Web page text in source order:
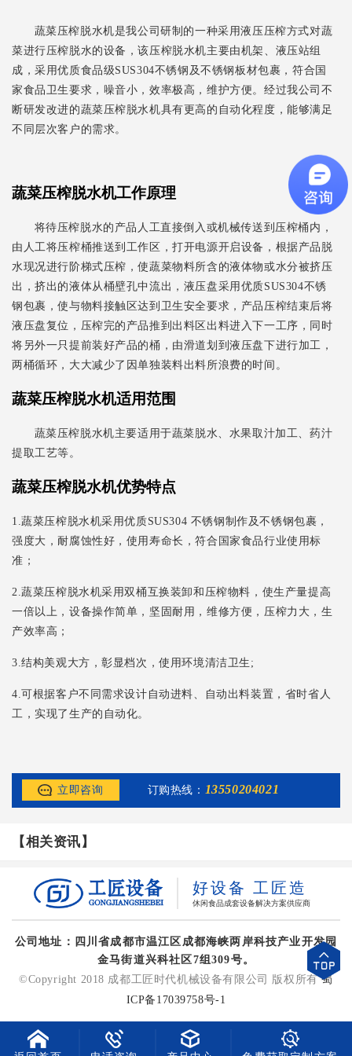
蔬菜压榨脱水机是我公司研制的一种采用液压压榨方式对蔬
菜进行压榨脱水的设备，该压榨脱水机主要由机架、液压站组
成，采用优质食品级SUS304不锈钢及不锈钢板材包裹，符合国
家食品卫生要求，噪音小，效率极高，维护方便。经过我公司不
断研发改进的蔬菜压榨脱水机具有更高的自动化程度，能够满足
不同层次客户的需求。
蔬菜压榨脱水机工作原理
将待压榨脱水的产品人工直接倒入或机械传送到压榨桶内，
由人工将压榨桶推送到工作区，打开电源开启设备，根据产品脱
水现况进行阶梯式压榨，使蔬菜物料所含的液体物或水分被挤压
出，挤出的液体从桶壁孔中流出，液压盘采用优质SUS304不锈
钢包裹，使与物料接触区达到卫生安全要求，产品压榨结束后将
液压盘复位，压榨完的产品推到出料区出料进入下一工序，同时
将另外一只提前装好产品的桶，由滑道划到液压盘下进行加工，
两桶循环，大大减少了因单独装料出料所浪费的时间。
蔬菜压榨脱水机适用范围
蔬菜压榨脱水机主要适用于蔬菜脱水、水果取汁加工、药汁
提取工艺等。
蔬菜压榨脱水机优势特点
1.蔬菜压榨脱水机采用优质SUS304 不锈钢制作及不锈钢包裹，
强度大，耐腐蚀性好，使用寿命长，符合国家食品行业使用标
准；
2.蔬菜压榨脱水机采用双桶互换装卸和压榨物料，使生产量提高
一倍以上，设备操作简单，坚固耐用，维修方便，压榨力大，生
产效率高；
3.结构美观大方，彰显档次，使用环境清洁卫生;
4.可根据客户不同需求设计自动进料、自动出料装置，省时省人
工，实现了生产的自动化。
立即咨询 订购热线： 13550204021
【相关资讯】
好设备 工匠造
休闲食品成套设备解决方案供应商
公司地址：四川省成都市温江区成都海峡两岸科技产业开发园
金马街道兴科社区7组309号。
©Copyright 2018 成都工匠时代机械设备有限公司 版权所有蜀
ICP备17039758号-1